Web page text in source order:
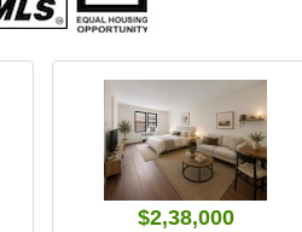
$2,38,000